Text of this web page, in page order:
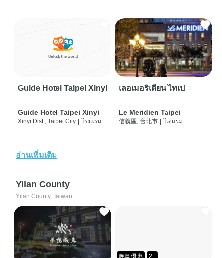
Guide Hotel Taipei Xinyi
Guide Hotel Taipei Xinyi
Xinyi Dist., Taipei City | โรงแรม
เลอเมอริเดียน ไทเป
Le Meridien Taipei
信義區, 台北市 | โรงแรม
อ่านเพิ่มเติม
Yilan County
Yilan County, Taiwan
晚鳥優惠 2+